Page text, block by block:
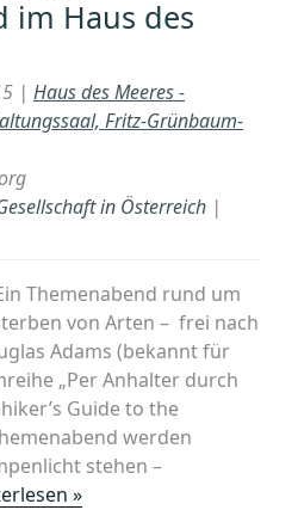
im Haus des
| Haus des Meeres -
Fritz-Grünbaum-
in Österreich |
Themenabend rund um
von Arten – frei nach
Adams (bekannt für
„Per Anhalter durch
Guide to the
werden
stehen –
»„Die